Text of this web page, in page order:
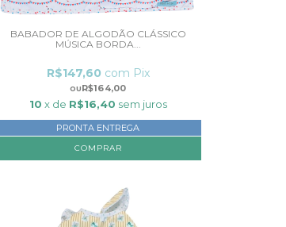
BABADOR DE ALGODÃO CLÁSSICO
MÚSICA BORDA...
R$164,00
R$147,60 com Pix
10 x de R$16,40 sem juros
PRONTA ENTREGA